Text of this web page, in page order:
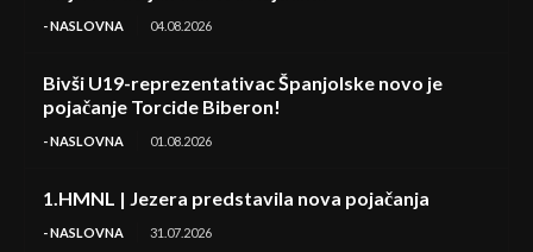
- NASLOVNA 04.08.2026
Bivši U19-reprezentativac Španjolske novo je
pojačanje Torcide Biberon!
- NASLOVNA 01.08.2026
1.HMNL | Jezera predstavila nova pojačanja
- NASLOVNA 31.07.2026